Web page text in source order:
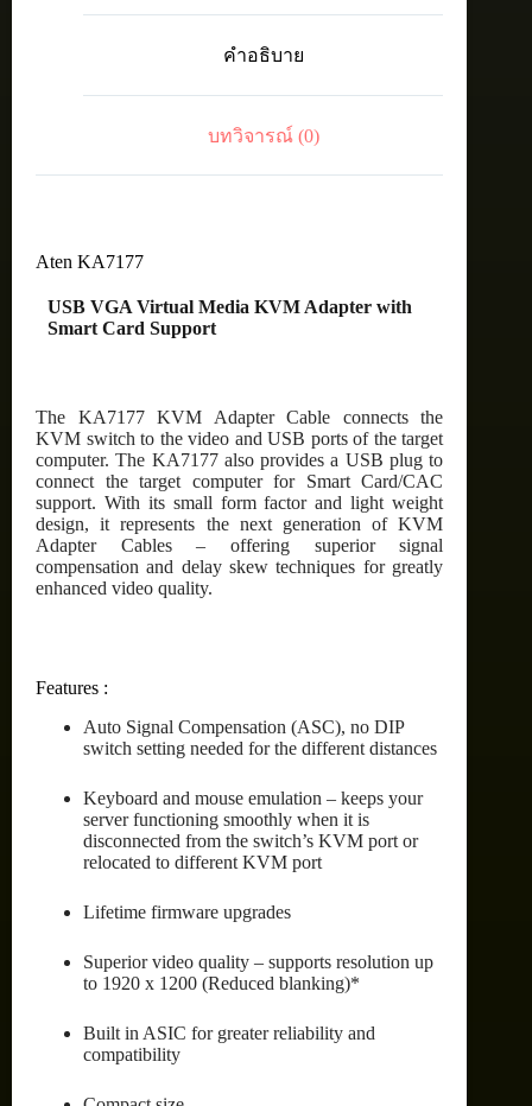
คำอธิบาย
บทวิจารณ์ (0)
Aten KA7177
USB VGA Virtual Media KVM Adapter with
Smart Card Support
The KA7177 KVM Adapter Cable connects the
KVM switch to the video and USB ports of the target
computer. The KA7177 also provides a USB plug to
connect the target computer for Smart Card/CAC
support. With its small form factor and light weight
design, it represents the next generation of KVM
Adapter Cables – offering superior signal
compensation and delay skew techniques for greatly
enhanced video quality.
Features :
Auto Signal Compensation (ASC), no DIP
switch setting needed for the different distances
Keyboard and mouse emulation – keeps your
server functioning smoothly when it is
disconnected from the switch’s KVM port or
relocated to different KVM port
Lifetime firmware upgrades
Superior video quality – supports resolution up
to 1920 x 1200 (Reduced blanking)*
Built in ASIC for greater reliability and
compatibility